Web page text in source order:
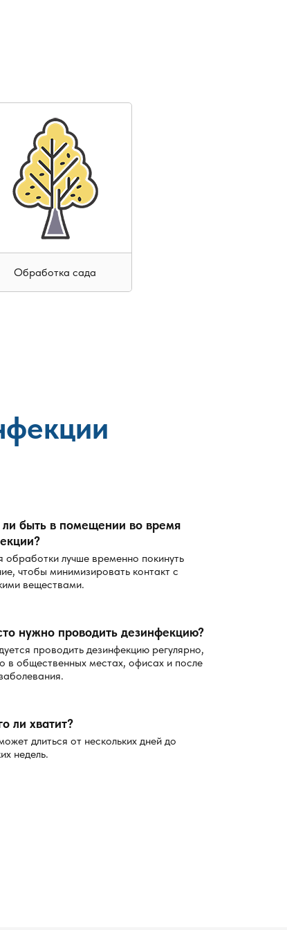
Обработка сада
быть в помещении во время
обработки лучше временно покинуть
чтобы минимизировать контакт с
веществами.
нужно проводить дезинфекцию?
проводить дезинфекцию регулярно,
в общественных местах, офисах и после
ли хватит?
длиться от нескольких дней до
недель.